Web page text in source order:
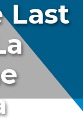
Last